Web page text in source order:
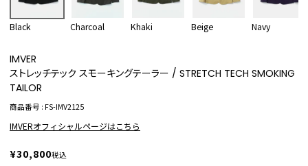
Black Charcoal Khaki Beige Navy
IMVER
ストレッチテック スモーキングテーラー / STRETCH TECH SMOKING
TAILOR
商品番号 FS-IMV2125
IMVERオフィシャルページはこちら
¥30,800税込